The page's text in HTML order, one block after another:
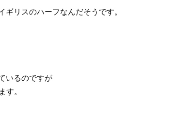
リスのハーフなんだそうです。
いるのですが
す。